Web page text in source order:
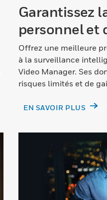
Garantissez
personnel et
Offrez une meilleure
à la surveillance
Video Manager. Ses
risques limités et de
EN SAVOIR PLUS